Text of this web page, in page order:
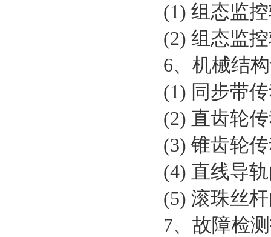
(1) 组态监
(2) 组态监
6、机械结
(1) 同步带
(2) 直齿轮
(3) 锥齿轮
(4) 直线导
(5) 滚珠丝
7、故障检